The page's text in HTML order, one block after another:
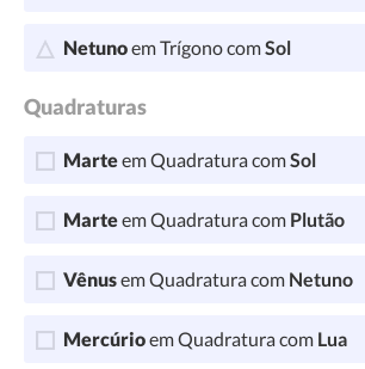
Netunoem Trígono comSol
Quadraturas
Marteem Quadratura comSol
Marteem Quadratura com Plutão
Vênusem Quadratura com Netuno
Mercúrioem Quadratura com Lua